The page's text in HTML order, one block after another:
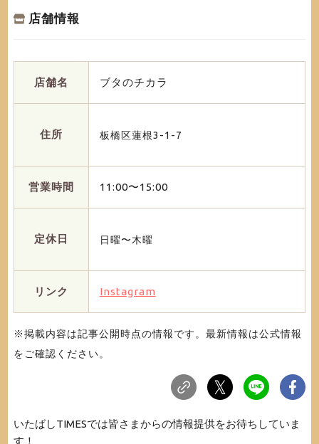
店舗情報
店舗名 ブタのチカラ
住所 板橋区蓮根3-1-7
営業時間 11:00〜15:00
定休日 日曜〜木曜
リンク Instagram
※掲載内容は記事公開時点の情報です。最新情報は公式情報
をご確認ください。
いたばしTIMESでは皆さまからの情報提供をお待ちしていま
す！